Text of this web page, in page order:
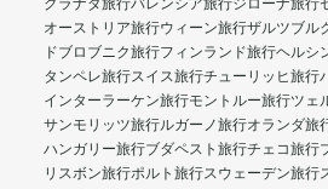
グラナダ旅行バレンシア旅行ジローナ旅行
オーストリア旅行ウィーン旅行ザルツブル
ドブロブニク旅行フィンランド旅行ヘルシ
タンペレ旅行スイス旅行チューリッヒ旅行
インターラーケン旅行モントルー旅行ツェ
サンモリッツ旅行ルガーノ旅行オランダ旅
ハンガリー旅行ブダペスト旅行チェコ旅行
リスボン旅行ポルト旅行スウェーデン旅行